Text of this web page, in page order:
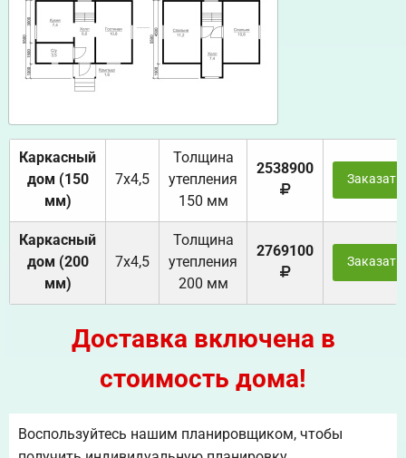
Каркасный
дом (150
мм)
7х4,5
Толщина
утепления
150 мм
2538900
Заказать
Каркасный
дом (200
мм)
7х4,5
Толщина
утепления
200 мм
2769100
Заказать
Доставка включена в
стоимость дома!
Воспользуйтесь нашим планировщиком, чтобы